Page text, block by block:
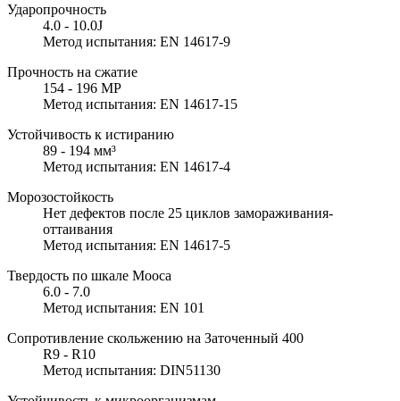
Ударопрочность
4.0 - 10.0J
Метод испытания: EN 14617-9
Прочность на сжатие
154 - 196 MP
Метод испытания: EN 14617-15
Устойчивость к истиранию
89 - 194 мм³
Метод испытания: EN 14617-4
Морозостойкость
Нет дефектов после 25 циклов замораживания-
оттаивания
Метод испытания: EN 14617-5
Твердость по шкале Мооса
6.0 - 7.0
Метод испытания: EN 101
Сопротивление скольжению на Заточенный 400
R9 - R10
Метод испытания: DIN51130